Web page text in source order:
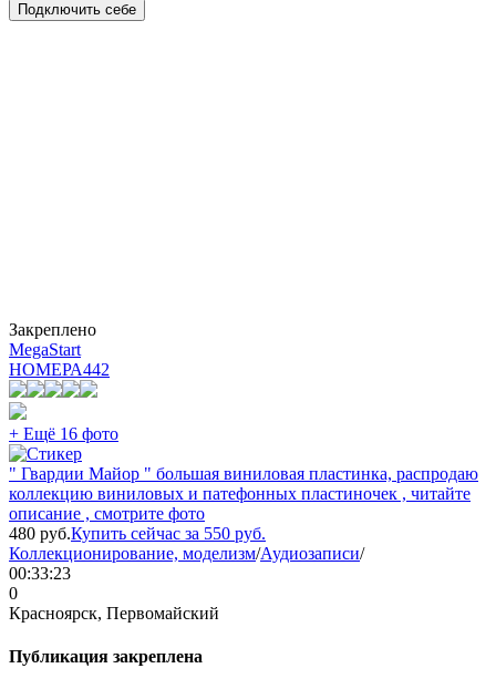
Подключить себе
Закреплено
MegaStart
НОМЕРА442
+ Ещё 16 фото
" Гвардии Майор " большая виниловая пластинка, распродаю
коллекцию виниловых и патефонных пластиночек , читайте
описание , смотрите фото
480 руб.Купить сейчас за 550 руб.
Коллекционирование, моделизм/Аудиозаписи/
00:33:23
0
Красноярск, Первомайский
Публикация закреплена